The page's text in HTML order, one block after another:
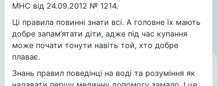
МНС від 24.09.2012 № 1214.
Ці правила повинні знати всі. А головне їх мають
добре запам’ятати діти, адже під час купання
може почати тонути навіть той, хто добре
плаває.
Знань правил поведінці на воді та розуміння як